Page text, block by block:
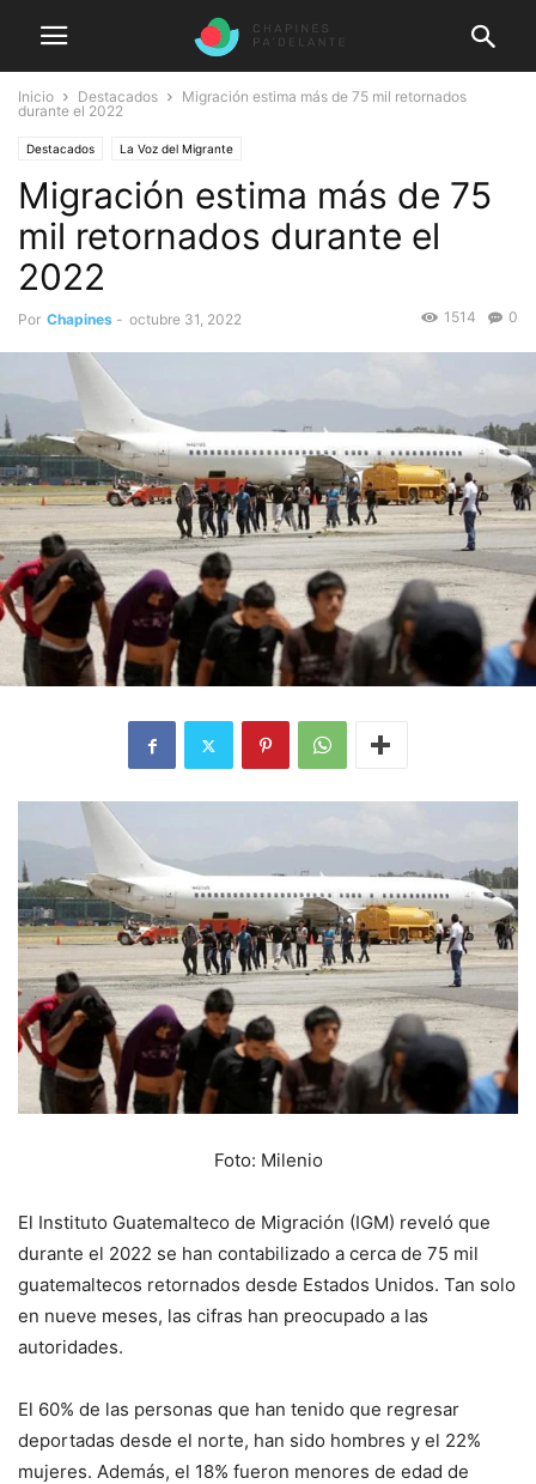
Inicio Destacados
Migración estima más de 75 mil retornados
durante el 2022
Destacados La Voz del Migrante
Migración estima más de 75
mil retornados durante el
2022
Por Chapines - octubre 31, 2022 0
1514
Foto: Milenio
El Instituto Guatemalteco de Migración (IGM) reveló que
durante el 2022 se han contabilizado a cerca de 75 mil
guatemaltecos retornados desde Estados Unidos. Tan solo
en nueve meses, las cifras han preocupado a las
autoridades.
El 60% de las personas que han tenido que regresar
deportadas desde el norte, han sido hombres y el 22%
mujeres. Además, el 18% fueron menores de edad de